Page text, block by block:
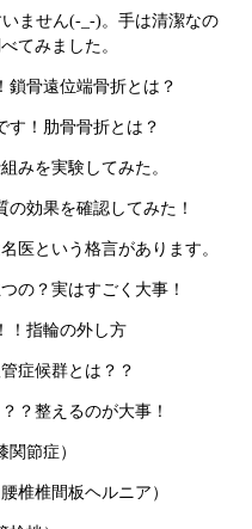
ません(-_-)。手は清潔なの
てみました。
鎖骨遠位端骨折とは？
す！肋骨骨折とは？
みを実験してみた。
効果を確認してみた！
医という格言があります。
の？実はすごく大事！
！指輪の外し方
症候群とは？？
？整えるのが大事！
関節症）
椎椎間板ヘルニア）